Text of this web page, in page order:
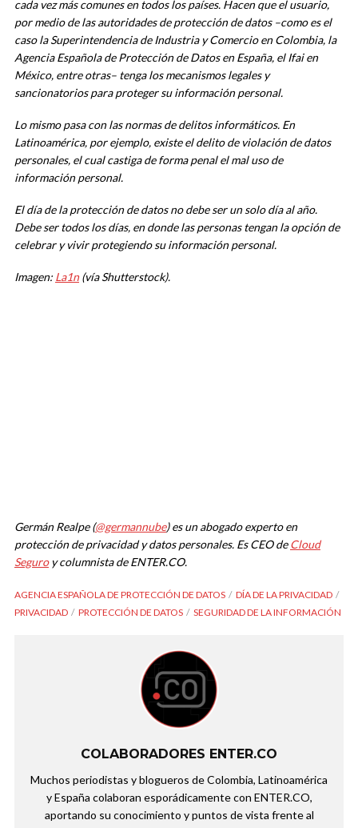
cada vez más comunes en todos los países. Hacen que el usuario,
por medio de las autoridades de protección de datos –como es el
caso la Superintendencia de Industria y Comercio en Colombia, la
Agencia Española de Protección de Datos en España, el Ifai en
México, entre otras– tenga los mecanismos legales y
sancionatorios para proteger su información personal.
Lo mismo pasa con las normas de delitos informáticos. En
Latinoamérica, por ejemplo, existe el delito de violación de datos
personales, el cual castiga de forma penal el mal uso de
información personal.
El día de la protección de datos no debe ser un solo día al año.
Debe ser todos los días, en donde las personas tengan la opción de
celebrar y vivir protegiendo su información personal.
Imagen: La1n(vía Shutterstock).
Germán Realpe (@germannube) es un abogado experto en
protección de privacidad y datos personales. Es CEO deCloud
Seguroy columnista de ENTER.CO.
AGENCIA ESPAÑOLA DE PROTECCIÓN DE DATOS
DÍA DE LA PRIVACIDAD
PRIVACIDAD
PROTECCIÓN DE DATOS SEGURIDAD DE LA INFORMACIÓN
COLABORADORES ENTER.CO
Muchos periodistas y blogueros de Colombia, Latinoamérica
y España colaboran esporádicamente con ENTER.CO,
aportando su conocimiento y puntos de vista frente al